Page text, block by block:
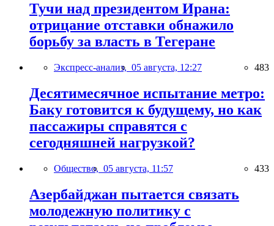
Тучи над президентом Ирана:
отрицание отставки обнажило
борьбу за власть в Тегеране
Экспресс-анализ, 05 августа, 12:27 483
Десятимесячное испытание метро:
Баку готовится к будущему, но как
пассажиры справятся с
сегодняшней нагрузкой?
Общество, 05 августа, 11:57 433
Азербайджан пытается связать
молодежную политику с